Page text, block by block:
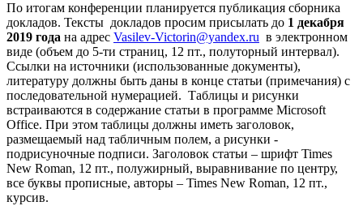
По итогам конференции планируется публикация сборника
докладов. Тексты докладов просим присылать до 1 декабря
2019 года на адрес Vasilev-Victorin@yandex.ru в электронном
виде (объем до 5-ти страниц, 12 пт., полуторный интервал).
Ссылки на источники (использованные документы),
литературу должны быть даны в конце статьи (примечания) с
последовательной нумерацией. Таблицы и рисунки
встраиваются в содержание статьи в программе Microsoft
Office. При этом таблицы должны иметь заголовок,
размещаемый над табличным полем, а рисунки -
подрисуночные подписи. Заголовок статьи – шрифт Times
New Roman, 12 пт., полужирный, выравнивание по центру,
все буквы прописные, авторы – Times New Roman, 12 пт.,
курсив.